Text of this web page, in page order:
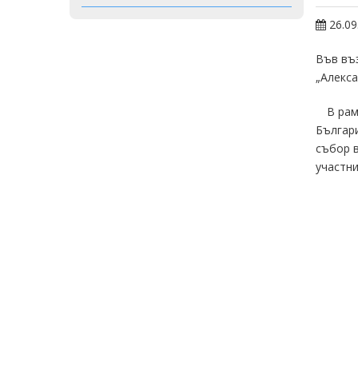
Във
В
събор